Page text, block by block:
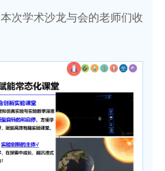
本次学术沙龙与会的老师们收